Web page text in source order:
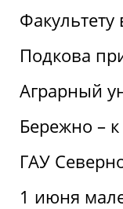
Факультету
Подкова
Аграрный
Бережно –
ГАУ
1 июня